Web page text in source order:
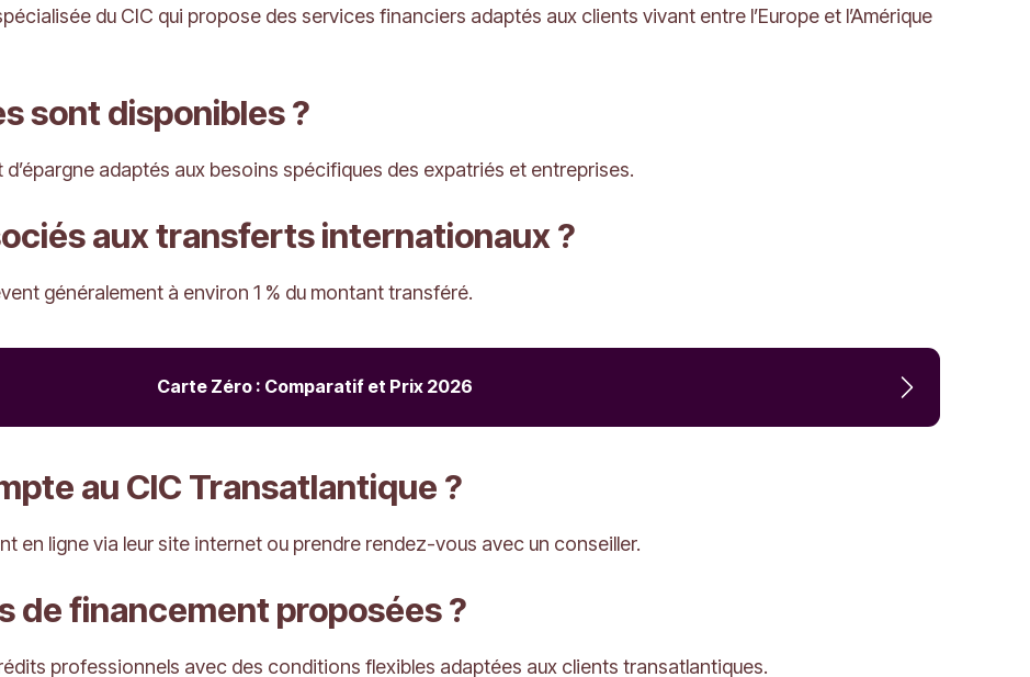
du CIC qui propose des services financiers adaptés aux clients vivant entre l’Europe et l’Amérique
sont disponibles ?
adaptés aux besoins spécifiques des expatriés et entreprises.
aux transferts internationaux ?
généralement à environ 1 % du montant transféré.
Carte Zéro : Comparatif et Prix 2026
au CIC Transatlantique ?
en ligne via leur site internet ou prendre rendez-vous avec un conseiller.
de financement proposées ?
professionnels avec des conditions flexibles adaptées aux clients transatlantiques.